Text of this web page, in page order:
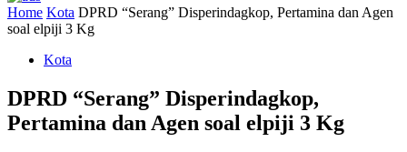
Home Kota DPRD “Serang” Disperindagkop, Pertamina dan Agen
soal elpiji 3 Kg
Kota
DPRD “Serang” Disperindagkop,
Pertamina dan Agen soal elpiji 3 Kg